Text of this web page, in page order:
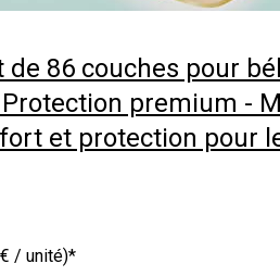
de 86 couches pour
premium -
et protection pour
/ unité)*